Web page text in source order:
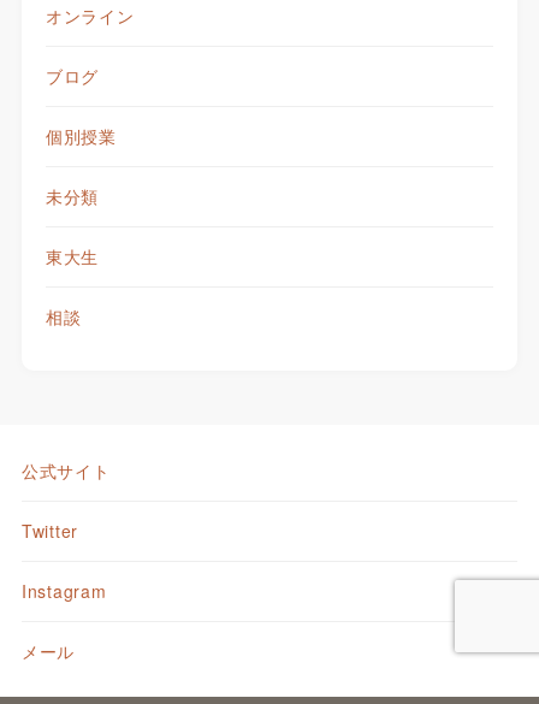
オンライン
ブログ
個別授業
未分類
東大生
相談
公式サイト
Twitter
Instagram
メール